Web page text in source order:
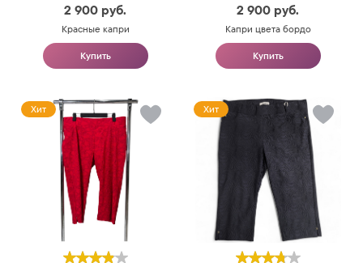
2 900 руб.
Красные капри
Купить
2 900 руб.
Капри цвета бордо
Купить
Хит Хит